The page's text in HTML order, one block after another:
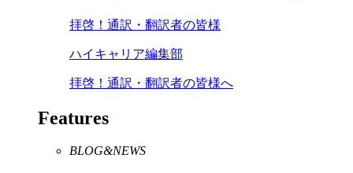
拝啓！通訳・翻訳者の皆様
ハイキャリア編集部
拝啓！通訳・翻訳者の皆様へ
Features
BLOG&NEWS